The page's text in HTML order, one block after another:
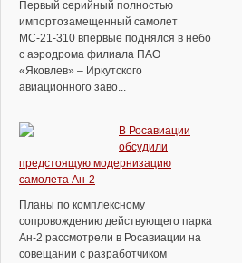
Первый серийный полностью
импортозамещенный самолет
МС-21-310 впервые поднялся в небо
с аэродрома филиала ПАО
«Яковлев» – Иркутского
авиационного заво...
В Росавиации
обсудили
предстоящую модернизацию
самолета Ан-2
Планы по комплексному
сопровождению действующего парка
Ан-2 рассмотрели в Росавиации на
совещании с разработчиком